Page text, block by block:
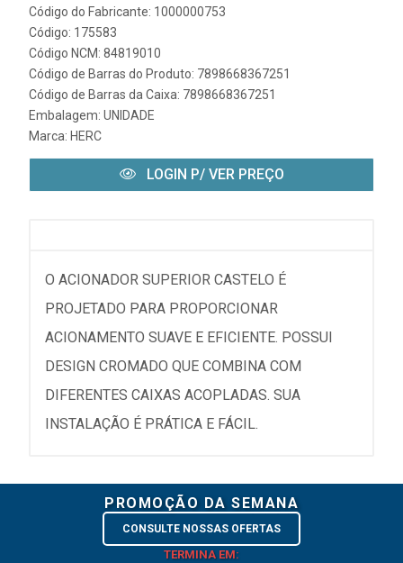
Código do Fabricante: 1000000753
Código: 175583
Código NCM: 84819010
Código de Barras do Produto: 7898668367251
Código de Barras da Caixa: 7898668367251
Embalagem: UNIDADE
Marca: HERC
LOGIN P/ VER PREÇO
O ACIONADOR SUPERIOR CASTELO É
PROJETADO PARA PROPORCIONAR
ACIONAMENTO SUAVE E EFICIENTE. POSSUI
DESIGN CROMADO QUE COMBINA COM
DIFERENTES CAIXAS ACOPLADAS. SUA
INSTALAÇÃO É PRÁTICA E FÁCIL.
PROMOÇÃO DA SEMANA
CONSULTE NOSSAS OFERTAS
TERMINA EM: